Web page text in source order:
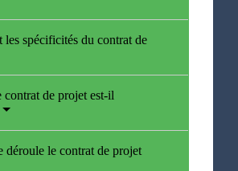
les spécificités du contrat de
contrat de projet est-il
déroule le contrat de projet